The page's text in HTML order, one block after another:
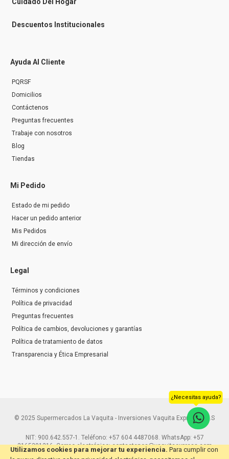
Utilizamos cookies para mejorar tu experiencia. Para cumplir con
Cuidado Del Hogar
Descuentos Institucionales
Ayuda Al Cliente
PQRSF
Domicilios
Contáctenos
Preguntas frecuentes
Trabaje con nosotros
Blog
Tiendas
Mi Pedido
Estado de mi pedido
Hacer un pedido anterior
Mis Pedidos
Mi dirección de envío
Legal
Términos y condiciones
Política de privacidad
Preguntas frecuentes
Política de cambios, devoluciones y garantías
Política de tratamiento de datos
Transparencia y Ética Empresarial
© 2025 Supermercados La Vaquita - Inversiones Vaquita Express S.A.S
NIT: 900.642.557-1. Teléfono: +57 604 4487068. WhatsApp: +57
3165291216. Correo electrónico: contactenos@vaquitaexpress.com
¿Necesitas ayuda?